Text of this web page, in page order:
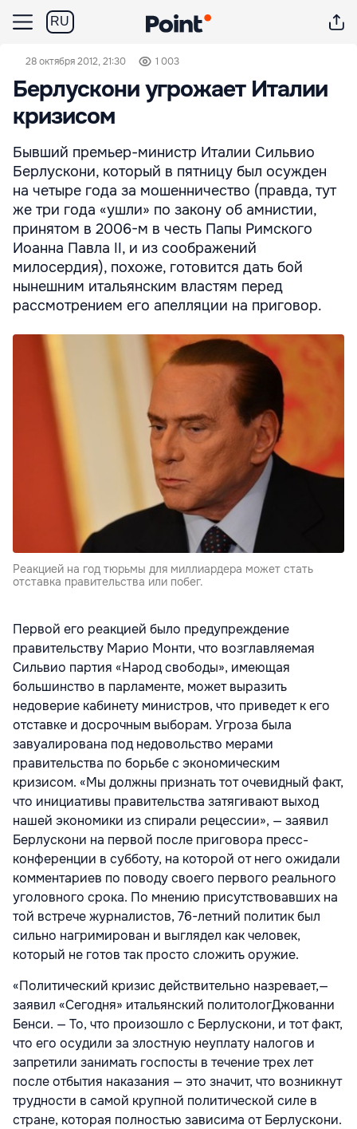
RU
28 октября 2012, 21:30 1 003
Берлускони угрожает Италии
кризисом
Бывший премьер-министр Италии Сильвио
Берлускони, который в пятницу был осужден
на четыре года за мошенничество (правда, тут
же три года «ушли» по закону об амнистии,
принятом в 2006-м в честь Папы Римского
Иоанна Павла II, и из соображений
милосердия), похоже, готовится дать бой
нынешним итальянским властям перед
рассмотрением его апелляции на приговор.
Реакцией на год тюрьмы для миллиардера может стать
отставка правительства или побег.
Первой его реакцией было предупреждение
правительству Марио Монти, что возглавляемая
Сильвио партия «Народ свободы», имеющая
большинство в парламенте, может выразить
недоверие кабинету министров, что приведет к его
отставке и досрочным выборам. Угроза была
завуалирована под недовольство мерами
правительства по борьбе с экономическим
кризисом. «Мы должны признать тот очевидный факт,
что инициативы правительства затягивают выход
нашей экономики из спирали рецессии», — заявил
Берлускони на первой после приговора пресс-
конференции в субботу, на которой от него ожидали
комментариев по поводу своего первого реального
уголовного срока. По мнению присутствовавших на
той встрече журналистов, 76-летний политик был
сильно нагримирован и выглядел как человек,
который не готов так просто сложить оружие.
«Политический кризис действительно назревает,—
заявил «Сегодня» итальянский политологДжованни
Бенси. — То, что произошло с Берлускони, и тот факт,
что его осудили за злостную неуплату налогов и
запретили занимать госпосты в течение трех лет
после отбытия наказания — это значит, что возникнут
трудности в самой крупной политической силе в
стране, которая полностью зависима от Берлускони.